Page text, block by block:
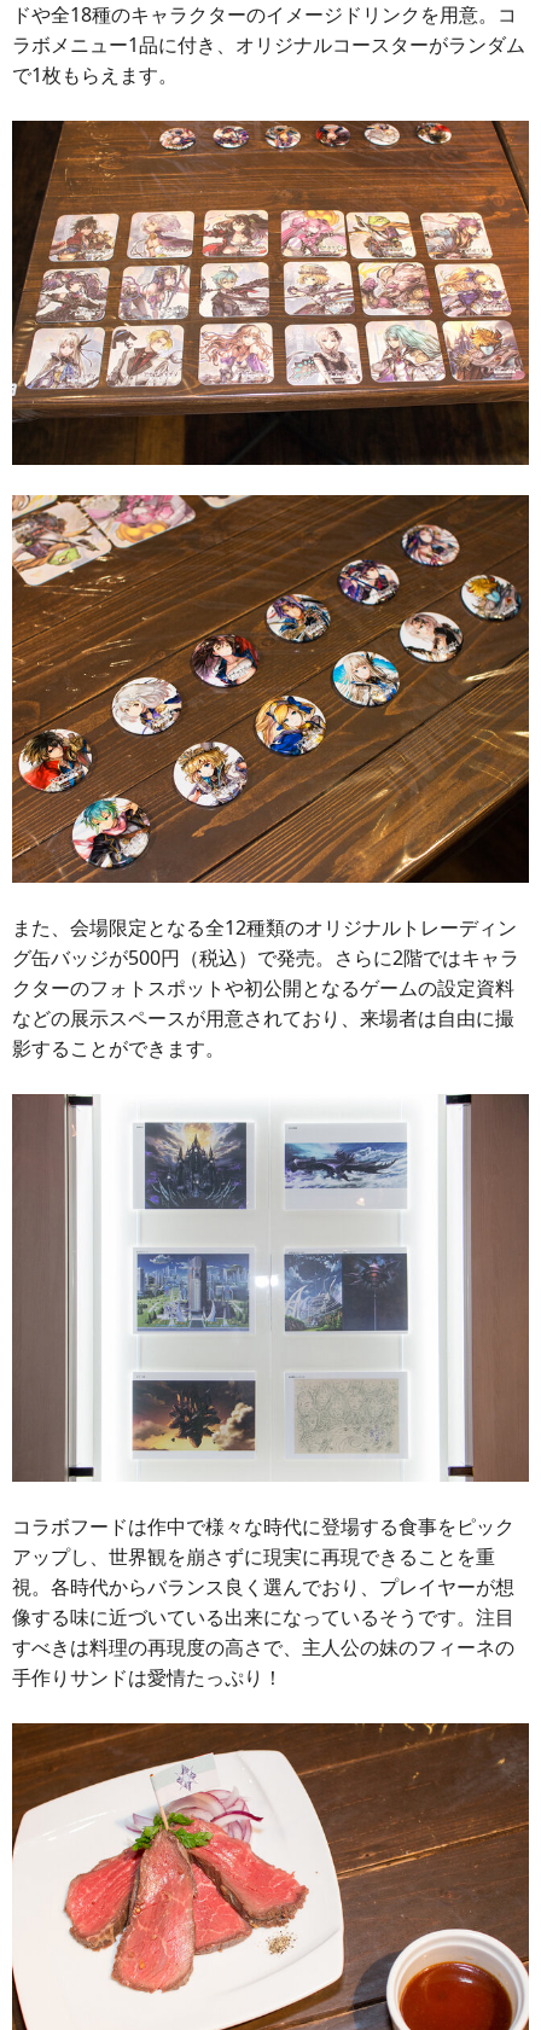
ドや全18種のキャラクターのイメージドリンクを用意。コ
ラボメニュー1品に付き、オリジナルコースターがランダム
で1枚もらえます。
また、会場限定となる全12種類のオリジナルトレーディン
グ缶バッジが500円（税込）で発売。さらに2階ではキャラ
クターのフォトスポットや初公開となるゲームの設定資料
などの展示スペースが用意されており、来場者は自由に撮
影することができます。
コラボフードは作中で様々な時代に登場する食事をピック
アップし、世界観を崩さずに現実に再現できることを重
視。各時代からバランス良く選んでおり、プレイヤーが想
像する味に近づいている出来になっているそうです。注目
すべきは料理の再現度の高さで、主人公の妹のフィーネの
手作りサンドは愛情たっぷり！